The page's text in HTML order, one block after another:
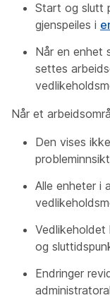
Start og slutt
gjenspeiles i
Når en enhet
settes
Når et
Den vises
Alle enheter i
Vedlikeholdet
og
Endringer